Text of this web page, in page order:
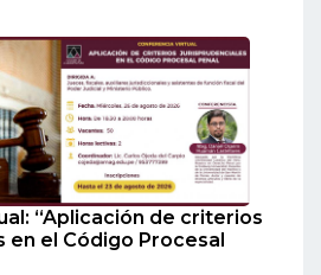
“Aplicación de criterios
en el Código Procesal